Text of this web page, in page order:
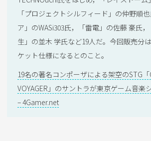
「プロジェクトシルフィード」の仲野順
ア」のWASi303氏，「雷電」の佐藤 豪氏
生」の並木 学氏など19人だ。今回販売分
ケット仕様になるとのこと。
19名の著名コンポーザによる架空のSTG「
VOYAGER」のサントラが東京ゲーム音楽
– 4Gamer.net